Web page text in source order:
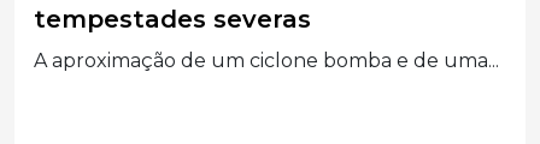
Previsão indica virada no tempo em SC com
temporais,...